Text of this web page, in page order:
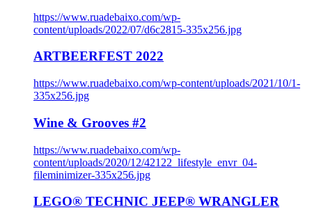
https://www.ruadebaixo.com/wp-
content/uploads/2022/07/d6c2815-335x256.jpg
ARTBEERFEST 2022
https://www.ruadebaixo.com/wp-content/uploads/2021/10/1-
335x256.jpg
Wine & Grooves #2
https://www.ruadebaixo.com/wp-
content/uploads/2020/12/42122_lifestyle_envr_04-
fileminimizer-335x256.jpg
LEGO® TECHNIC JEEP® WRANGLER